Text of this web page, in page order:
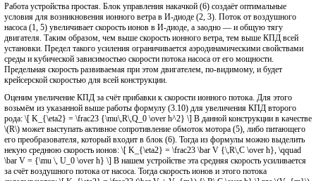
Работа устройства простая. Блок управления накачкой (6) создаёт оптимальные
условия для возникновения ионного ветра в И-диоде (2, 3). Поток от воздушного
насоса (1, 5) увеличивает скорость ионов в И-диоде, а заодно — и общую тягу
двигателя. Таким образом, чем выше скорость ионного ветра, тем выше КПД всей
установки. Предел такого усиления ограничивается аэродинамическими свойствами
среды и кубической зависимостью скорости потока насоса от его мощности.
Предельная скорость развиваемая при этом двигателем, по-видимому, и будет
крейсерской скоростью для всей конструкции.
Оценим увеличение КПД за счёт прибавки к скорости ионного потока. Для этого
возьмём из указанной выше работы формулу (3.10) для увеличения КПД второго
рода: \[ K_{\eta2} = \frac23 {\mu\,R\,Q_0 \over h^2} \] В данной конструкции в качестве
\(R\) может выступать активное сопротивление обмоток мотора (5), либо питающего
его преобразователя, который входит в блок (6). Тогда из формулы можно выделить
некую среднюю скорость ионов: \[ K_{\eta2} = \frac23 \bar V {\,R\,C \over h}, \qquad
\bar V = {\mu \, U_0 \over h} \] В нашем устройстве эта средняя скорость усиливается
за счёт воздушного потока от насоса. Тогда скорость ионов и этого потока